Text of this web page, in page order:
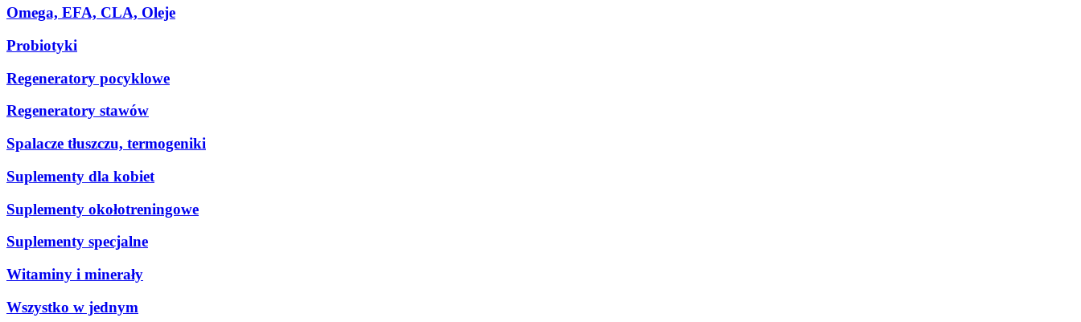
Omega, EFA, CLA, Oleje
Probiotyki
Regeneratory pocyklowe
Regeneratory stawów
Spalacze tłuszczu, termogeniki
Suplementy dla kobiet
Suplementy okołotreningowe
Suplementy specjalne
Witaminy i minerały
Wszystko w jednym